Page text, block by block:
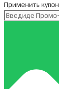
Применить купон